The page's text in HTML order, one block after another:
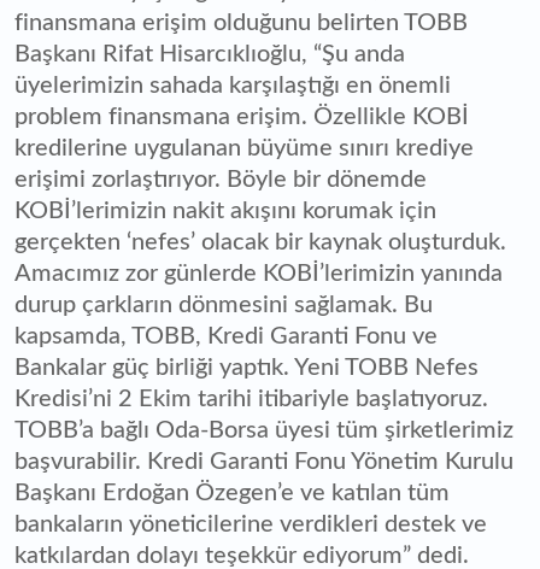
finansmana erişim olduğunu belirten TOBB
Başkanı Rifat Hisarcıklıoğlu, “Şu anda
üyelerimizin sahada karşılaştığı en önemli
problem finansmana erişim. Özellikle KOBİ
kredilerine uygulanan büyüme sınırı krediye
erişimi zorlaştırıyor. Böyle bir dönemde
KOBİ’lerimizin nakit akışını korumak için
gerçekten ‘nefes’ olacak bir kaynak oluşturduk.
Amacımız zor günlerde KOBİ’lerimizin yanında
durup çarkların dönmesini sağlamak. Bu
kapsamda, TOBB, Kredi Garanti Fonu ve
Bankalar güç birliği yaptık. Yeni TOBB Nefes
Kredisi’ni 2 Ekim tarihi itibariyle başlatıyoruz.
TOBB’a bağlı Oda-Borsa üyesi tüm şirketlerimiz
başvurabilir. Kredi Garanti Fonu Yönetim Kurulu
Başkanı Erdoğan Özegen’e ve katılan tüm
bankaların yöneticilerine verdikleri destek ve
katkılardan dolayı teşekkür ediyorum” dedi.